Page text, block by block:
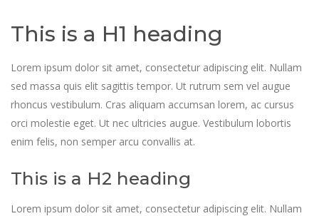
This is a H1 heading
Lorem ipsum dolor sit amet, consectetur adipiscing elit. Nullam
sed massa quis elit sagittis tempor. Ut rutrum sem vel augue
rhoncus vestibulum. Cras aliquam accumsan lorem, ac cursus
orci molestie eget. Ut nec ultricies augue. Vestibulum lobortis
enim felis, non semper arcu convallis at.
This is a H2 heading
Lorem ipsum dolor sit amet, consectetur adipiscing elit. Nullam